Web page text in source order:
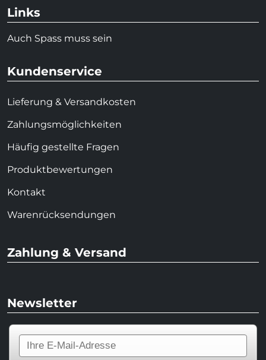
Links
Auch Spass muss sein
Kundenservice
Lieferung & Versandkosten
Zahlungsmöglichkeiten
Häufig gestellte Fragen
Produktbewertungen
Kontakt
Warenrücksendungen
Zahlung & Versand
Newsletter